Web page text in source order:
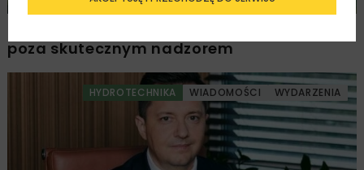
poza skutecznym nadzorem
HYDROTECHNIKA WIADOMOŚCI WYDARZENIA